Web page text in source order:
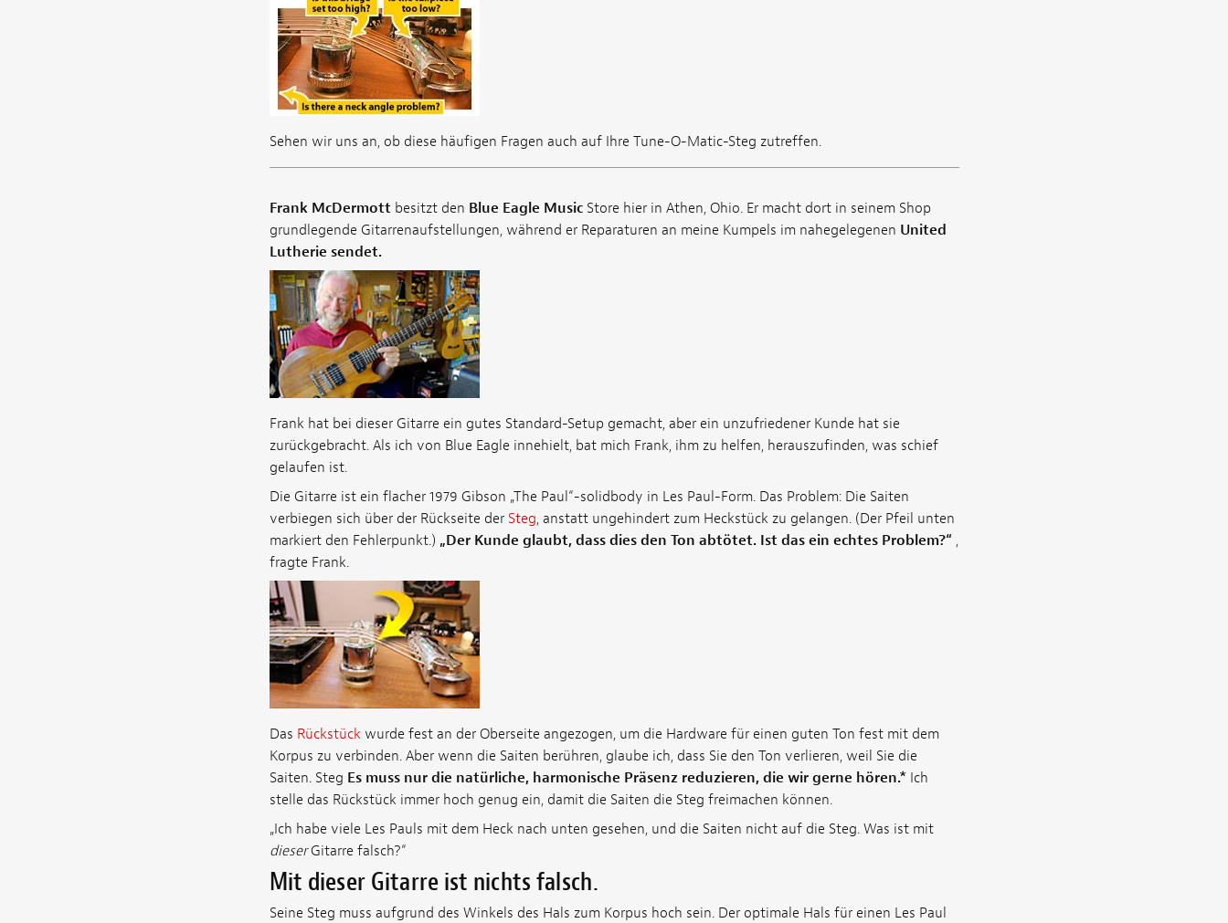
Sehen wir uns an, ob diese häufigen Fragen auch auf Ihre Tune-O-Matic-Steg zutreffen.
Frank McDermott besitzt den Blue Eagle MusicStore hier in Athen, Ohio. Er macht dort in seinem Shop
grundlegende Gitarrenaufstellungen, während er Reparaturen an meine Kumpels im nahegelegenen United
Lutherie sendet.
Frank hat bei dieser Gitarre ein gutes Standard-Setup gemacht, aber ein unzufriedener Kunde hat sie
zurückgebracht. Als ich von Blue Eagle innehielt, bat mich Frank, ihm zu helfen, herauszufinden, was schief
gelaufen ist.
Die Gitarre ist ein flacher 1979 Gibson „The Paul“-solidbody in Les Paul-Form. Das Problem: Die Saiten
verbiegen sich über der Rückseite der Steg, anstatt ungehindert zum Heckstück zu gelangen. (Der Pfeil unten
markiert den Fehlerpunkt.) „Der Kunde glaubt, dass dies den Ton abtötet. Ist das ein echtes Problem?“ ,
fragte Frank.
Das Rückstück wurde fest an der Oberseite angezogen, um die Hardware für einen guten Ton fest mit dem
Korpus zu verbinden. Aber wenn die Saiten berühren, glaube ich, dass Sie den Ton verlieren, weil Sie die
Saiten. Steg Es muss nur die natürliche, harmonische Präsenz reduzieren, die wir gerne hören.*Ich
stelle das Rückstück immer hoch genug ein, damit die Saiten die Steg freimachen können.
„Ich habe viele Les Pauls mit dem Heck nach unten gesehen, und die Saiten nicht auf die Steg. Was ist mit
dieserGitarre falsch?“
Mit dieser Gitarre ist nichts falsch.
Seine Steg muss aufgrund des Winkels des Hals zum Korpus hoch sein. Der optimale Hals für einen Les Paul